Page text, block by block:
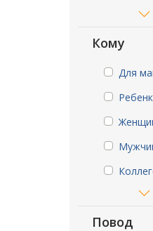
Кому
Для
Повод